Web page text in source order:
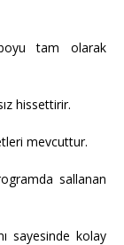
tam olarak
hissettirir.
mevcuttur.
sallanan
sayesinde kolay